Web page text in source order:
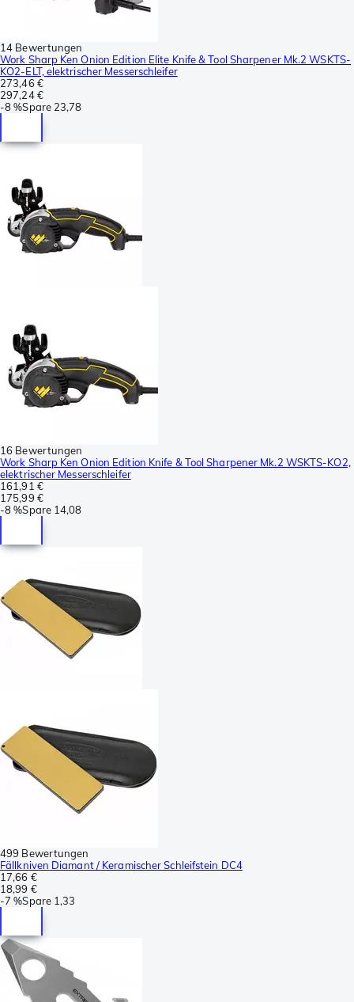
14 Bewertungen
Work Sharp Ken Onion Edition Elite Knife & Tool Sharpener Mk.2 WSKTS-
KO2-ELT, elektrischer Messerschleifer
273,46 €
297,24 €
-8 %Spare 23,78
16 Bewertungen
Work Sharp Ken Onion Edition Knife & Tool Sharpener Mk.2 WSKTS-KO2,
elektrischer Messerschleifer
161,91 €
175,99 €
-8 %Spare 14,08
499 Bewertungen
Fällkniven Diamant / Keramischer Schleifstein DC4
17,66 €
18,99 €
-7 %Spare 1,33